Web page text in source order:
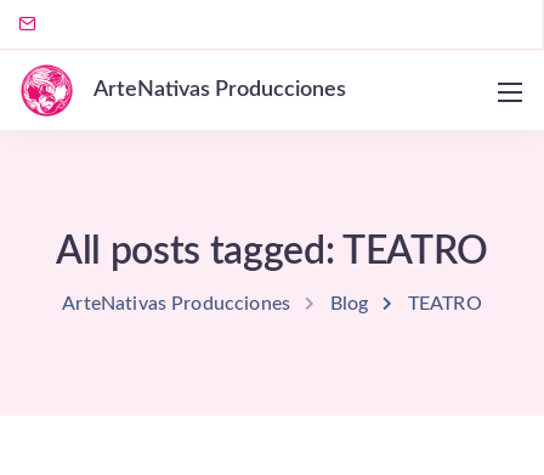
ArteNativas Producciones
All posts tagged: TEATRO
ArteNativas Producciones Blog TEATRO